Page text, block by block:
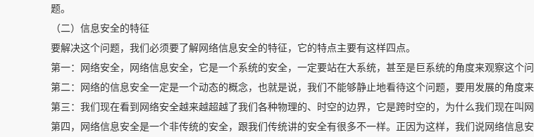
题。
（二）信息安全的特征
要解决这个问题，我们必须要了解网络信息安全的特征，它的特点主要有这样四点。
第一：网络安全，网络信息安全，它是一个系统的安全，一定要站在大系统，甚至是巨系统的角度来观察这个
第二：网络的信息安全一定是一个动态的概念，也就是说，我们不能够静止地看待这个问题，要用发展的角度来
第三：我们现在看到网络安全越来越超越了我们各种物理的、时空的边界，它是跨时空的，为什么我们现在叫
第四，网络信息安全是一个非传统的安全，跟我们传统讲的安全有很多不一样。正因为这样，我们说网络信息